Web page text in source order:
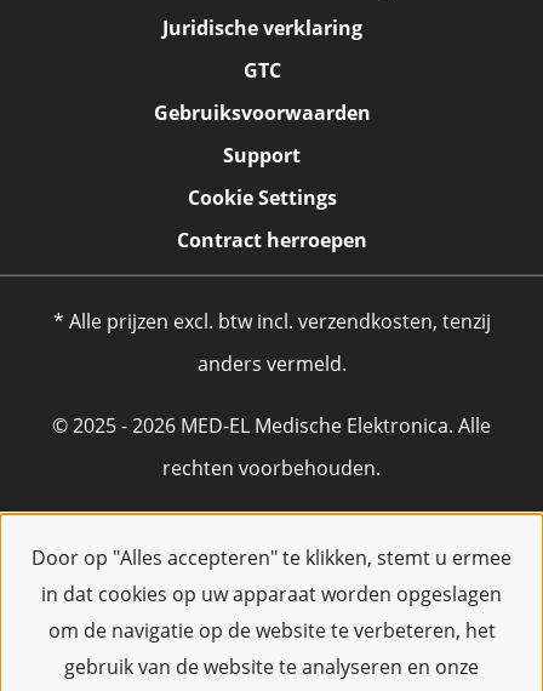
Door op "Alles accepteren" te klikken, stemt u ermee
in dat cookies op uw apparaat worden opgeslagen
om de navigatie op de website te verbeteren, het
gebruik van de website te analyseren en onze
Juridische verklaring
GTC
Gebruiksvoorwaarden
Support
Cookie Settings
Contract herroepen
* Alle prijzen excl. btw incl. verzendkosten, tenzij
anders vermeld.
© 2025 - 2026 MED-EL Medische Elektronica. Alle
rechten voorbehouden.